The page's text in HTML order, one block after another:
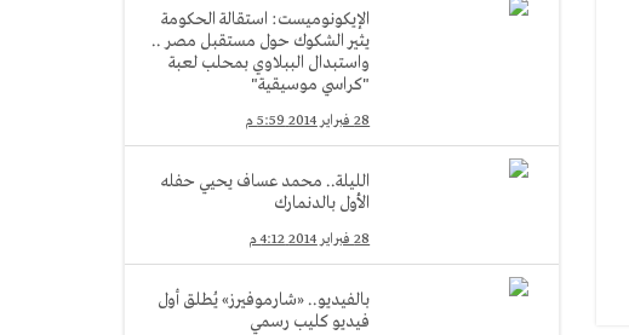
الإيكونوميست: استقالة الحكومة
يثير الشكوك حول مستقبل مصر ..
واستبدال الببلاوي بمحلب لعبة
"كراسي موسيقية"
28 فبراير 2014 5:59 م
الليلة.. محمد عساف يحيي حفله
الأول بالدنمارك
28 فبراير 2014 4:12 م
بالفيديو.. «شارموفيرز» يُطلق أول
فيديو كليب رسمي